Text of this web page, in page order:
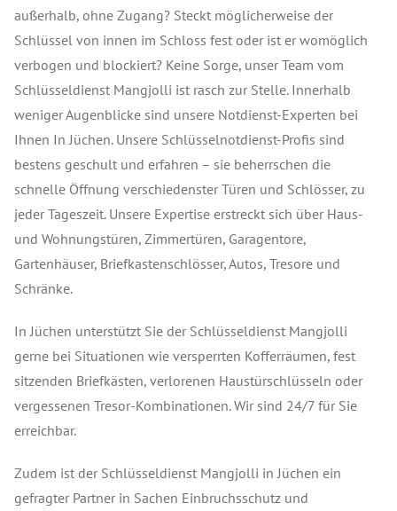
außerhalb, ohne Zugang? Steckt möglicherweise der
Schlüssel von innen im Schloss fest oder ist er womöglich
verbogen und blockiert? Keine Sorge, unser Team vom
Schlüsseldienst Mangjolli ist rasch zur Stelle. Innerhalb
weniger Augenblicke sind unsere Notdienst-Experten bei
Ihnen In Jüchen. Unsere Schlüsselnotdienst-Profis sind
bestens geschult und erfahren – sie beherrschen die
schnelle Öffnung verschiedenster Türen und Schlösser, zu
jeder Tageszeit. Unsere Expertise erstreckt sich über Haus-
und Wohnungstüren, Zimmertüren, Garagentore,
Gartenhäuser, Briefkastenschlösser, Autos, Tresore und
Schränke.
In Jüchen unterstützt Sie der Schlüsseldienst Mangjolli
gerne bei Situationen wie versperrten Kofferräumen, fest
sitzenden Briefkästen, verlorenen Haustürschlüsseln oder
vergessenen Tresor-Kombinationen. Wir sind 24/7 für Sie
erreichbar.
Zudem ist der Schlüsseldienst Mangjolli in Jüchen ein
gefragter Partner in Sachen Einbruchsschutz und